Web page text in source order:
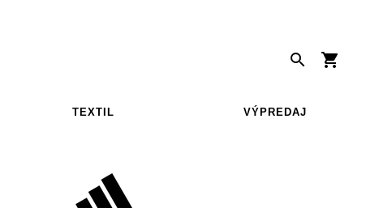
TEXTIL VÝPREDAJ